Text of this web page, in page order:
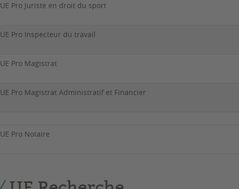
UE Pro Juriste en droit du sport
UE Pro Inspecteur du travail
UE Pro Magistrat
UE Pro Magistrat Administratif et Financier
UE Pro Notaire